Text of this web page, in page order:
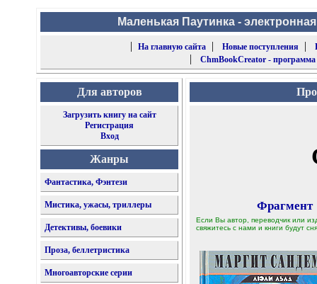
Маленькая Паутинка -
|
На главную сайта| Новые поступления |
| ChmBookCreator -
Для авторов
Загрузить книгу на сайт
Регистрация
Вход
Жанры
Фантастика, Фэнтези
Мистика, ужасы, триллеры
Детективы, боевики
Проза, беллетристика
Многоавторские серии
Фрагмент
Если Вы автор, переводчик или
свяжитесь с нами и книги будут